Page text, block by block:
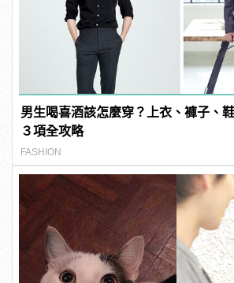
男生喝喜酒該怎麼穿？上衣、褲子、
３項全攻略
FASHION